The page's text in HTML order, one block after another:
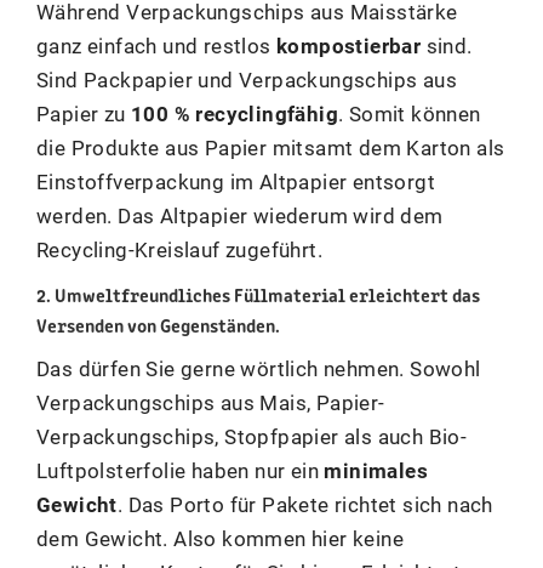
Während Verpackungschips aus Maisstärke
ganz einfach und restlos kompostierbar sind.
Sind Packpapier und Verpackungschips aus
Papier zu 100 % recyclingfähig. Somit können
die Produkte aus Papier mitsamt dem Karton als
Einstoffverpackung im Altpapier entsorgt
werden. Das Altpapier wiederum wird dem
Recycling-Kreislauf zugeführt.
2. Umweltfreundliches Füllmaterial erleichtert das
Versenden von Gegenständen.
Das dürfen Sie gerne wörtlich nehmen. Sowohl
Verpackungschips aus Mais, Papier-
Verpackungschips, Stopfpapier als auch Bio-
Luftpolsterfolie haben nur ein minimales
Gewicht. Das Porto für Pakete richtet sich nach
dem Gewicht. Also kommen hier keine